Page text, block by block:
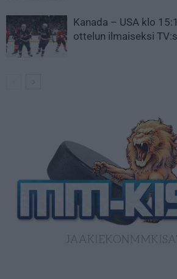
Kanada – USA klo
ottelun ilmaiseksi